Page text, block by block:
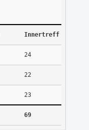
Innertreff
24
22
23
69